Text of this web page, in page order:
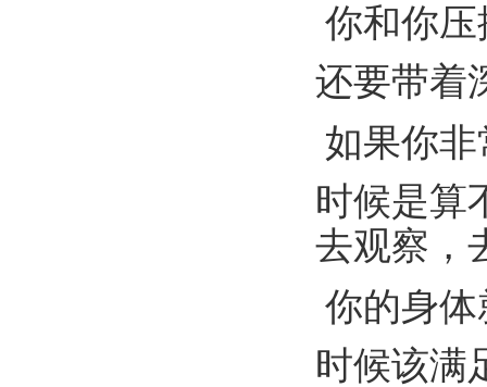
你和你
还要带着
如果你
时候是算
去观察，
你的身
时候该满